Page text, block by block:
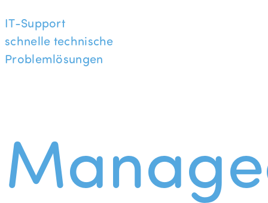
IT-Support
schnelle technische
Problemlösungen